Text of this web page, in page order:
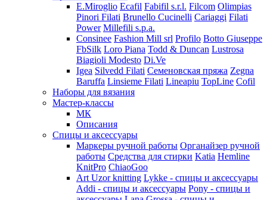
E.Miroglio Ecafil Fabifil s.r.l. Filcom Olimpias
Pinori Filati Brunello Cucinelli Cariaggi Filati
Power Millefili s.p.a.
Consinee Fashion Mill srl Profilo Botto Giuseppe
FbSilk Loro Piana Todd & Duncan Lustrosa
Biagioli Modesto Di.Ve
Igea Silvedd Filati Семеновская пряжа Zegna
Baruffa Linsieme Filati Lineapiu TopLine Cofil
Наборы для вязания
Мастер-классы
МК
Описания
Спицы и аксессуары
Маркеры ручной работы Органайзер ручной
работы Средства для стирки Katia Hemline
KnitPro ChiaoGoo
Art Uzor knitting Lykke - спицы и аксессуары
Addi - спицы и аксессуары Pony - спицы и